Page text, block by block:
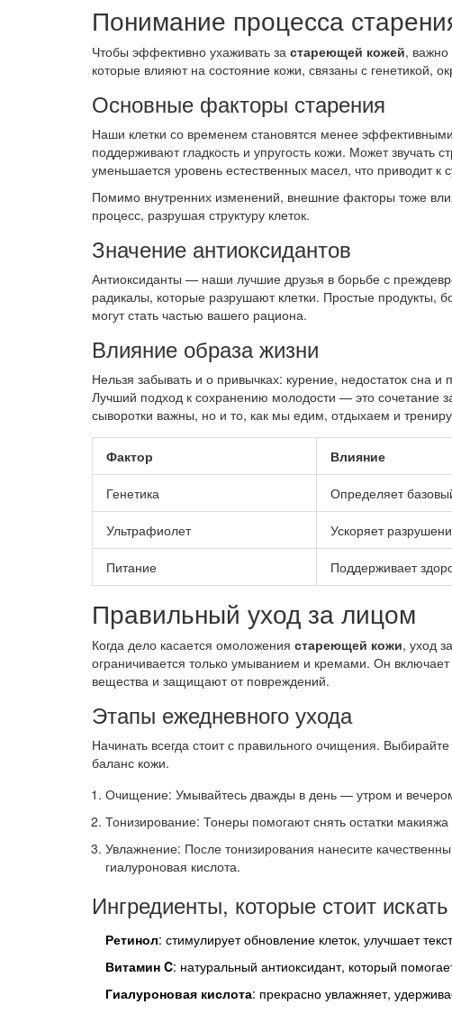
Понимание процесса
Чтобы эффективно ухаживать за стареющей кожей,
которые влияют на состояние кожи, связаны с генетикой,
Основные факторы старения
Наши клетки со временем становятся менее
поддерживают гладкость и упругость кожи. Может звучать
уменьшается уровень естественных масел, что приводит к
Помимо внутренних изменений, внешние факторы тоже
процесс, разрушая структуру клеток.
Значение антиоксидантов
Антиоксиданты — наши лучшие друзья в борьбе с
радикалы, которые разрушают клетки. Простые продукты,
могут стать частью вашего рациона.
Влияние образа жизни
Нельзя забывать и о привычках: курение, недостаток сна
Лучший подход к сохранению молодости — это сочетание
сыворотки важны, но и то, как мы едим, отдыхаем и
Фактор Влияние
Генетика Определяет
Ультрафиолет Ускоряет
Питание Поддерживает
Правильный уход за лицом
Когда дело касается омоложения стареющей кожи, уход
ограничивается только умыванием и кремами. Он
вещества и защищают от повреждений.
Этапы ежедневного ухода
Начинать всегда стоит с правильного очищения.
баланс кожи.
Очищение: Умывайтесь дважды в день — утром и
Тонизирование: Тонеры помогают снять остатки
Увлажнение: После тонизирования нанесите
гиалуроновая кислота.
Ингредиенты, которые стоит
Ретинол: стимулирует обновление клеток, улучшает
Витамин C: натуральный антиоксидант, который
Гиалуроновая кислота: прекрасно увлажняет,